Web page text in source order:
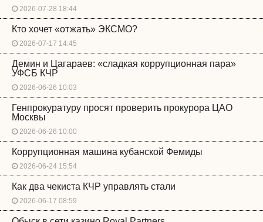
2026-07-28 18:44
Кто хочет «отжать» ЭКСМО?
2026-07-17 14:45
Демин и Цагараев: «сладкая коррупционная пара»
УФСБ КЧР
2026-06-26 10:03
Генпрокуратуру просят проверить прокурора ЦАО
Москвы
2026-06-26 10:00
Коррупционная машина кубанской Фемиды
2026-06-24 15:54
Как два чекиста КЧР управлять стали
2026-06-17 08:59